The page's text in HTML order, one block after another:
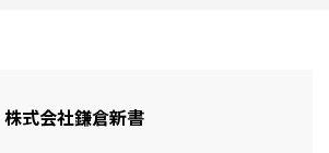
式会社鎌倉新書